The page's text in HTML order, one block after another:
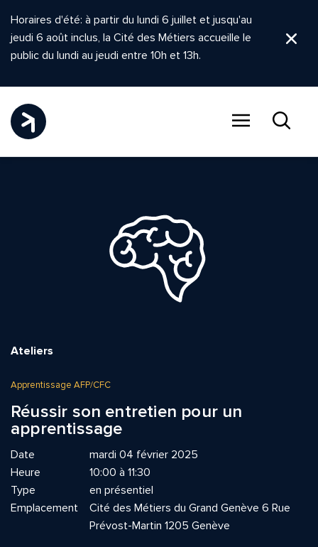
Horaires d'été: à partir du lundi 6 juillet et jusqu'au
jeudi 6 août inclus, la Cité des Métiers accueille le
public du lundi au jeudi entre 10h et 13h.
Ateliers
Apprentissage AFP/CFC
Réussir son entretien pour un
apprentissage
Date
mardi 04 février 2025
Heure
10:00 à 11:30
Type
en présentiel
Emplacement
Cité des Métiers du Grand Genève 6 Rue
Prévost-Martin 1205 Genève